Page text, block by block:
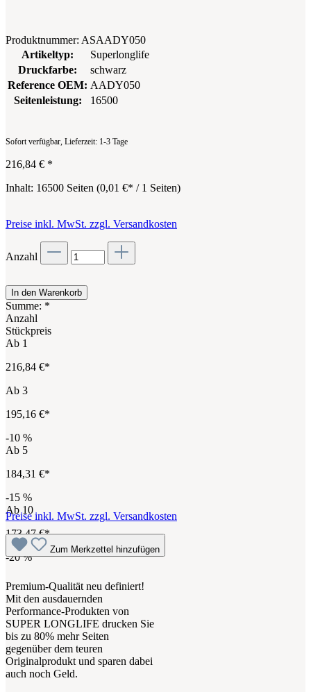
Produktnummer: ASAADY050
Artikeltyp:
Superlonglife
Druckfarbe:
schwarz
Reference OEM: AADY050
Seitenleistung:
16500
Sofort verfügbar, Lieferzeit: 1-3 Tage
216,84 € *
Inhalt: 16500 Seiten (0,01 €* / 1 Seiten)
Preise inkl. MwSt. zzgl. Versandkosten
Anzahl
In den Warenkorb
Summe: *
Anzahl
Stückpreis
Ab 1
216,84 €*
Ab 3
195,16 €*
-10 %
Ab 5
184,31 €*
-15 %
Ab10
173,47 €*
-20%
Preise inkl. MwSt. zzgl. Versandkosten
Zum Merkzettel hinzufügen
Premium-Qualität neu definiert!
Mit den ausdauernden
Performance-Produkten von
SUPER LONGLIFE drucken Sie
bis zu 80% mehr Seiten
gegenüber dem teuren
Originalprodukt und sparen dabei
auch noch Geld.